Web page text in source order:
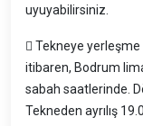
uyuyabilirsiniz.
 Tekneye
itibaren, Bodrum
sabah saatlerinde.
Tekneden ayrılış